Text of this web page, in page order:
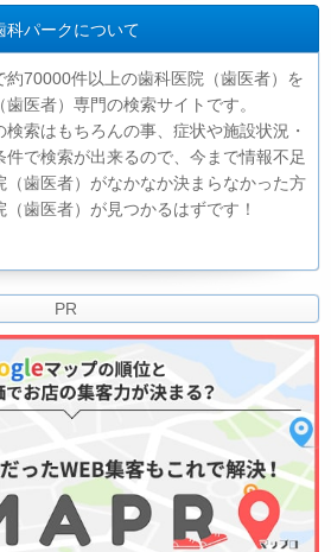
科パークについて
約70000件以上の歯科医院（歯医者）を
医者）専門の検索サイトです。
索はもちろんの事、症状や施設状況・
で検索が出来るので、今まで情報不足
（歯医者）がなかなか決まらなかった方
歯医者）が見つかるはずです！
PR